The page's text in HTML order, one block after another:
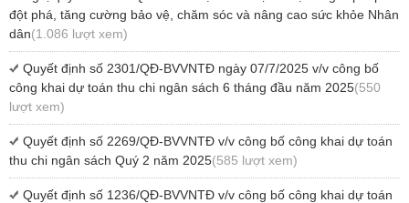
đột phá, tăng cường bảo vệ, chăm sóc và nâng cao sức khỏe Nhân
dân(1.086 lượt xem)
Quyết định số 2301/QĐ-BVVNTĐ ngày 07/7/2025 v/v công bố
công khai dự toán thu chi ngân sách 6 tháng đầu năm 2025(550
lượt xem)
Quyết định số 2269/QĐ-BVVNTĐ v/v công bố công khai dự toán
thu chi ngân sách Quý 2 năm 2025(585 lượt xem)
Quyết định số 1236/QĐ-BVVNTĐ v/v công bố công khai dự toán